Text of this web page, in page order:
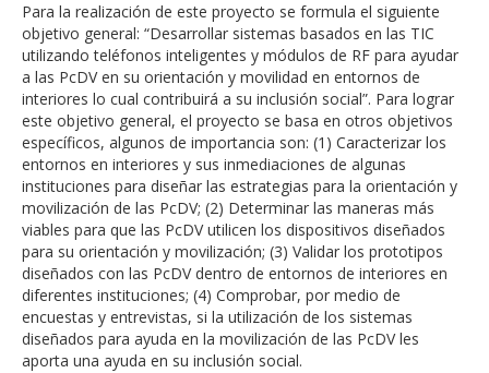
Para la realización de este proyecto se formula el siguiente
objetivo general: “Desarrollar sistemas basados en las TIC
utilizando teléfonos inteligentes y módulos de RF para ayudar
a las PcDV en su orientación y movilidad en entornos de
interiores lo cual contribuirá a su inclusión social”. Para lograr
este objetivo general, el proyecto se basa en otros objetivos
específicos, algunos de importancia son: (1) Caracterizar los
entornos en interiores y sus inmediaciones de algunas
instituciones para diseñar las estrategias para la orientación y
movilización de las PcDV; (2) Determinar las maneras más
viables para que las PcDV utilicen los dispositivos diseñados
para su orientación y movilización; (3) Validar los prototipos
diseñados con las PcDV dentro de entornos de interiores en
diferentes instituciones; (4) Comprobar, por medio de
encuestas y entrevistas, si la utilización de los sistemas
diseñados para ayuda en la movilización de las PcDV les
aporta una ayuda en su inclusión social.